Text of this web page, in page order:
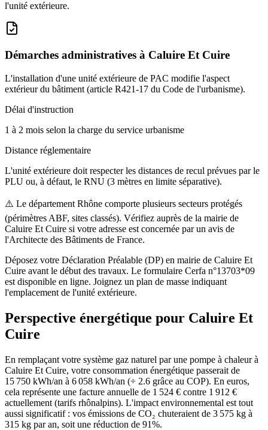
l'unité extérieure.
Démarches administratives à Caluire Et Cuire
L'installation d'une unité extérieure de PAC modifie l'aspect
extérieur du bâtiment (article R421-17 du Code de l'urbanisme).
Délai d'instruction
1 à 2 mois selon la charge du service urbanisme
Distance réglementaire
L'unité extérieure doit respecter les distances de recul prévues par le
PLU ou, à défaut, le RNU (3 mètres en limite séparative).
⚠️ Le département Rhône comporte plusieurs secteurs protégés
(périmètres ABF, sites classés). Vérifiez auprès de la mairie de
Caluire Et Cuire si votre adresse est concernée par un avis de
l'Architecte des Bâtiments de France.
Déposez votre Déclaration Préalable (DP) en mairie de Caluire Et
Cuire avant le début des travaux. Le formulaire Cerfa n°13703*09
est disponible en ligne. Joignez un plan de masse indiquant
l'emplacement de l'unité extérieure.
Perspective énergétique pour Caluire Et
Cuire
En remplaçant votre système gaz naturel par une pompe à chaleur à
Caluire Et Cuire, votre consommation énergétique passerait de
15 750 kWh/an à 6 058 kWh/an (÷ 2.6 grâce au COP). En euros,
cela représente une facture annuelle de 1 524 € contre 1 912 €
actuellement (tarifs rhônalpins). L'impact environnemental est tout
aussi significatif : vos émissions de CO₂ chuteraient de 3 575 kg à
315 kg par an, soit une réduction de 91%.